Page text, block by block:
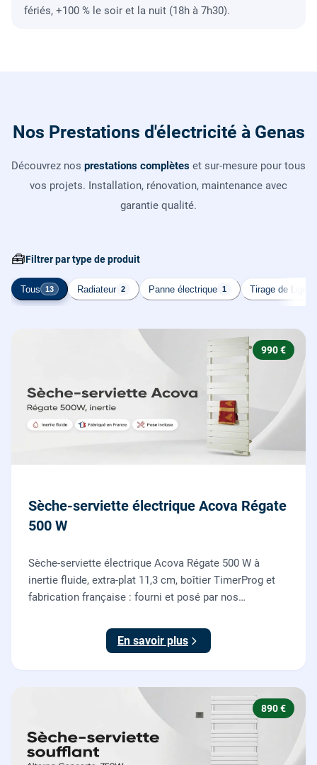
fériés, +100 % le soir et la nuit (18h à 7h30).
Nos Prestations d'électricité à Genas
Découvrez nos prestations complètes et sur-mesure pour tous
vos projets. Installation, rénovation, maintenance avec
garantie qualité.
🧰Filtrer par type de produit
Tous 13 Radiateur 2 Panne électrique 1 Tirage de Ligne
990 €
Sèche-serviette électrique Acova Régate
500 W
Sèche-serviette électrique Acova Régate 500 W à
inertie fluide, extra-plat 11,3 cm, boîtier TimerProg et
fabrication française : fourni et posé par nos
En savoir plus
890 €